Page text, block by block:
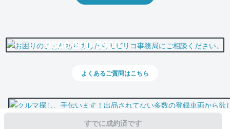
すでに成約済です
0800-500-5500
よくあるご質問はこちら